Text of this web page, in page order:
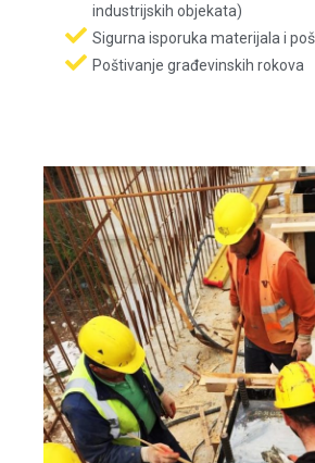
industrijskih objekata)
Sigurna isporuka materijala i
Poštivanje građevinskih rokova